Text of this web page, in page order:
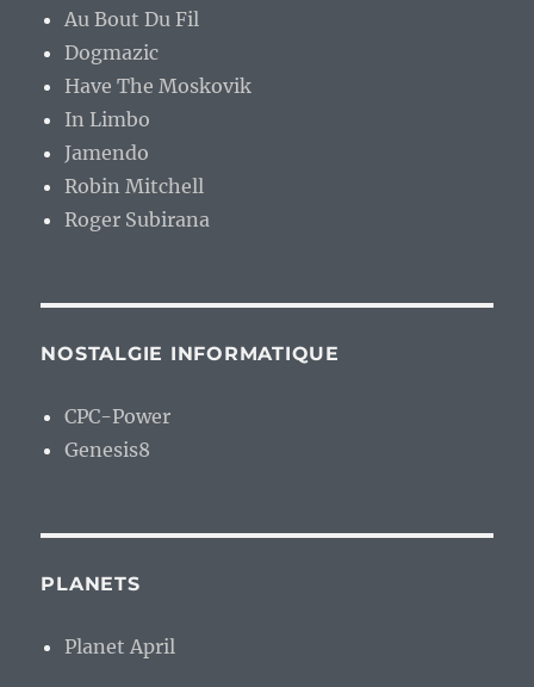
Au Bout Du Fil
Dogmazic
Have The Moskovik
In Limbo
Jamendo
Robin Mitchell
Roger Subirana
NOSTALGIE INFORMATIQUE
CPC-Power
Genesis8
PLANETS
Planet April